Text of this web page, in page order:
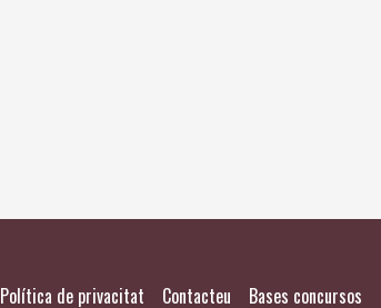
Política de privacitat Contacteu Bases concursos